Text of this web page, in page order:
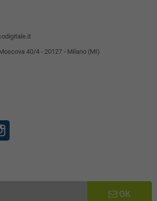
40/4 - 20127 - Milano (MI)
OK